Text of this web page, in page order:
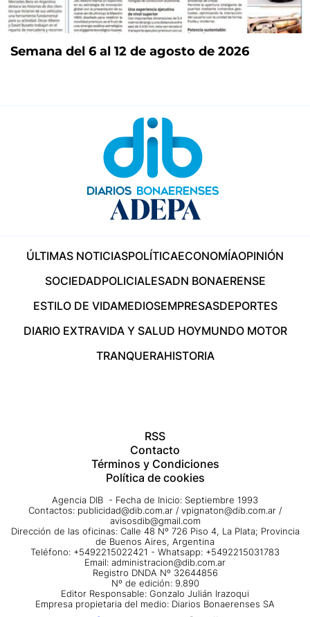
Semana del 6 al 12 de agosto de 2026
ÚLTIMAS NOTICIASPOLÍTICAECONOMÍAOPINIÓN
SOCIEDADPOLICIALESADN BONAERENSE
ESTILO DE VIDAMEDIOSEMPRESASDEPORTES
DIARIO EXTRAVIDA Y SALUD HOYMUNDO MOTOR
TRANQUERAHISTORIA
RSS
Contacto
Términos y Condiciones
Política de cookies
Agencia DIB - Fecha de Inicio: Septiembre 1993
Contactos: publicidad@dib.com.ar / vpignaton@dib.com.ar /
avisosdib@gmail.com
Dirección de las oficinas: Calle 48 Nº 726 Piso 4, La Plata; Provincia
de Buenos Aires, Argentina
Teléfono: +5492215022421 - Whatsapp: +5492215031783
Email: administracion@dib.com.ar
Registro DNDA Nº 32644856
Nº de edición: 9.890
Editor Responsable: Gonzalo Julián Irazoqui
Empresa propietaria del medio: Diarios Bonaerenses SA